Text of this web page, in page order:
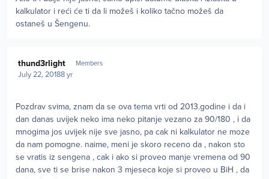
kalkulator i reći će ti da li možeš i koliko tačno možeš da
ostaneš u Šengenu.
thund3rlight Members
July 22, 20188 yr
Pozdrav svima, znam da se ova tema vrti od 2013.godine i da i
dan danas uvijek neko ima neko pitanje vezano za 90/180 , i da
mnogima jos uvijek nije sve jasno, pa cak ni kalkulator ne moze
da nam pomogne. naime, meni je skoro receno da , nakon sto
se vratis iz sengena , cak i ako si proveo manje vremena od 90
dana, sve ti se brise nakon 3 mjeseca koje si proveo u BiH , da